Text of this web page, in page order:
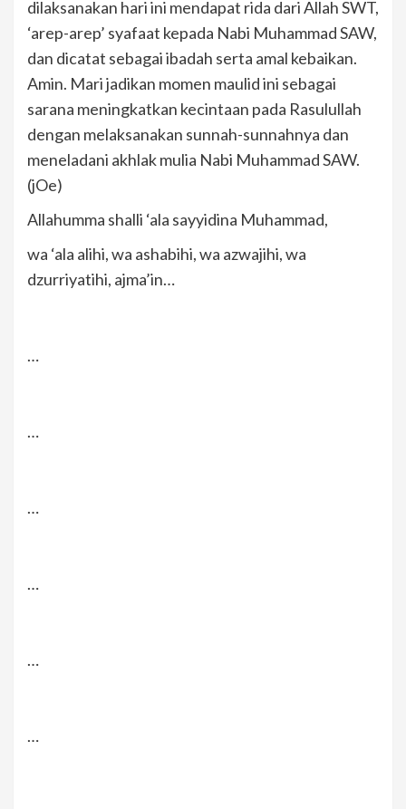
dilaksanakan hari ini mendapat rida dari Allah SWT,
‘arep-arep’ syafaat kepada Nabi Muhammad SAW,
dan dicatat sebagai ibadah serta amal kebaikan.
Amin. Mari jadikan momen maulid ini sebagai
sarana meningkatkan kecintaan pada Rasulullah
dengan melaksanakan sunnah-sunnahnya dan
meneladani akhlak mulia Nabi Muhammad SAW.
(jOe)
Allahumma shalli ‘ala sayyidina Muhammad,
wa ‘ala alihi, wa ashabihi, wa azwajihi, wa
dzurriyatihi, ajma’in…
…
…
…
…
…
…